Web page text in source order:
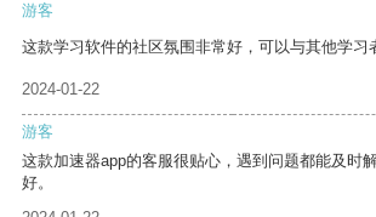
游客
这款学习软件的社区氛围非常好，可以与其他学习
2024-01-22
游客
这款加速器app的客服很贴心，遇到问题都能及时
好。